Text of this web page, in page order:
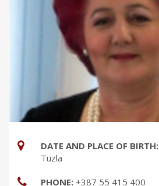
DATE AND PLACE OF BIRTH:
Tuzla
PHONE: +387 55 415 400